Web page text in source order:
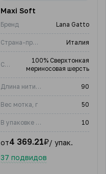
Maxi Soft
Бренд Lana Gatto
Страна-производитель Италия
Состав
100% Сверхтонкая
мериносовая шерсть
Длина нити, м 90
Вес мотка, г 50
В упаковке (шт) 10
от4 369.21₽/ упак.
37 подвидов